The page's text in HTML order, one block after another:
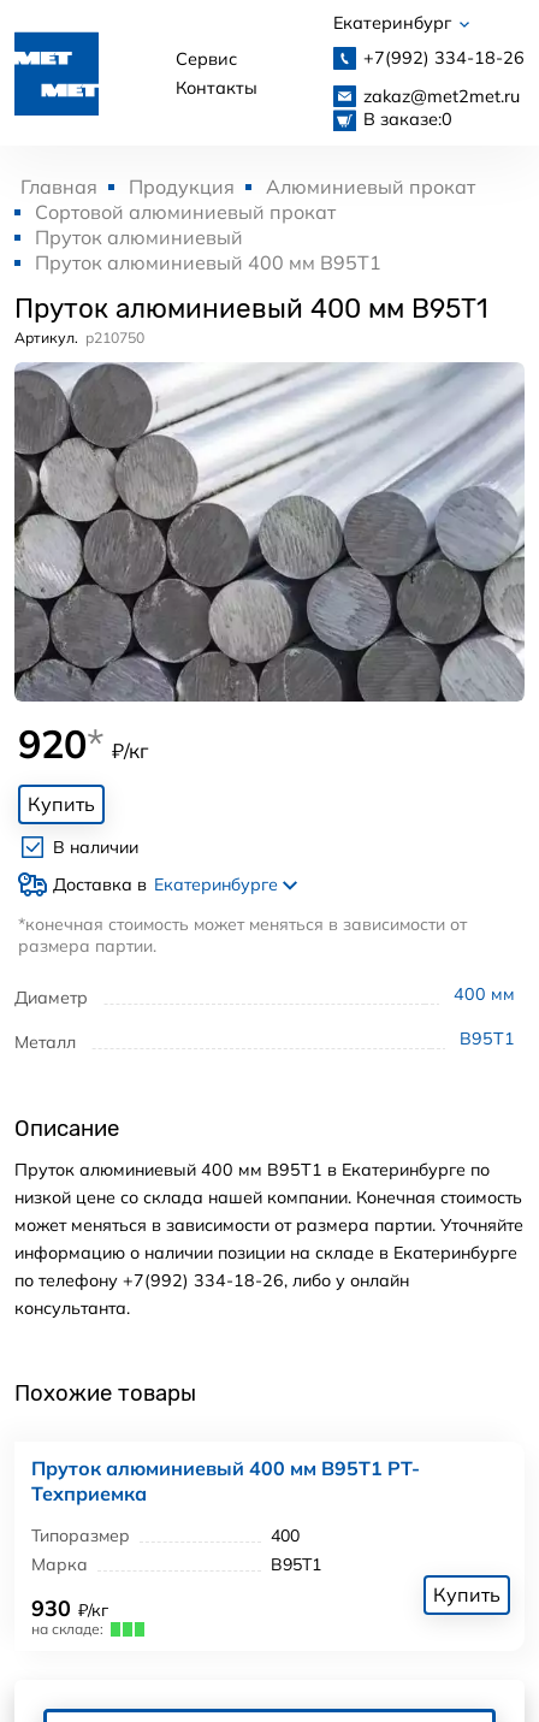
Сервис
Контакты
Екатеринбург
+7(992) 334-18-26
zakaz@met2met.ru
В заказе:0
Главная Продукция
Алюминиевый прокат
Сортовой алюминиевый прокат
Пруток алюминиевый
Пруток алюминиевый 400 мм В95Т1
Пруток алюминиевый 400 мм В95Т1
Артикул. p210750
Диаметр 400 мм
Металл В95Т1
920* ₽/кг
Купить
В наличии
Доставка в Екатеринбурге
*конечная стоимость может меняться в зависимости от
размера партии.
Описание
Пруток алюминиевый 400 мм В95Т1 в Екатеринбурге по
низкой цене со склада нашей компании. Конечная стоимость
может меняться в зависимости от размера партии. Уточняйте
информацию о наличии позиции на складе в Екатеринбурге
по телефону +7(992) 334-18-26, либо у онлайн
консультанта.
Похожие товары
Пруток алюминиевый 400 мм В95Т1 РТ-
Техприемка
Типоразмер
400
Марка
В95Т1
930 ₽/кг
на складе:
Купить